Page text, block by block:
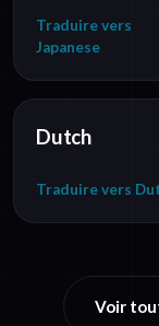
Traduire vers
Japanese
Dutch
Traduire vers
Voir